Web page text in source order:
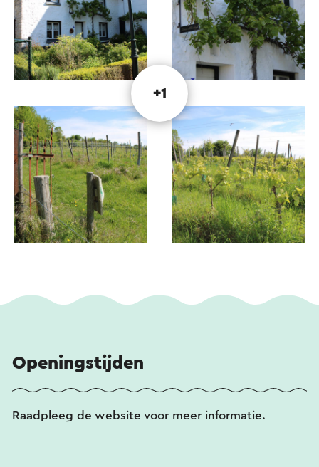
+1
Openingstijden
Raadpleeg de website voor meer informatie.